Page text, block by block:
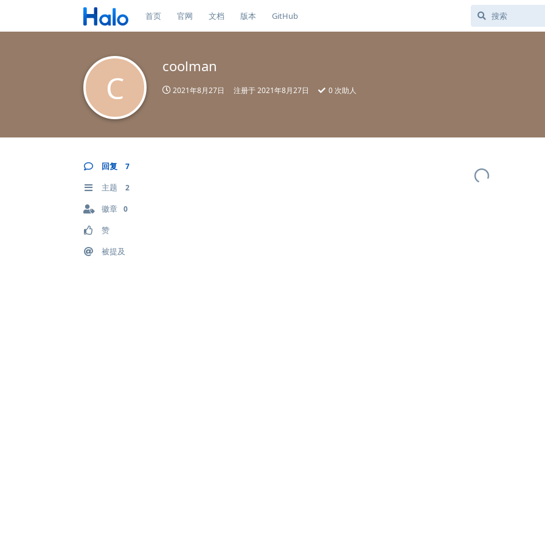
首页 官网 文档 版本 GitHub
C
coolman
2021年8月27日 注册于2021年8月27日 0 次助人
回复 7
主题 2
徽章 0
赞
被提及